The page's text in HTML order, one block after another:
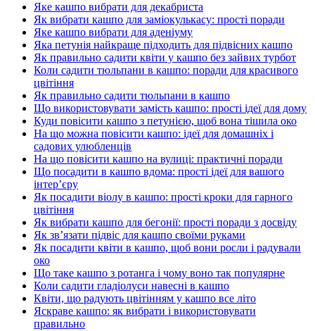
Яке кашпо вибрати для декабриста
Як вибрати кашпо для заміокулькасу: прості поради
Яке кашпо вибрати для аденіуму
Яка петунія найкраще підходить для підвісних кашпо
Як правильно садити квіти у кашпо без зайвих турбот
Коли садити тюльпани в кашпо: поради для красивого
цвітіння
Як правильно садити тюльпани в кашпо
Що використовувати замість кашпо: прості ідеї для дому
Куди повісити кашпо з петунією, щоб вона тішила око
На що можна повісити кашпо: ідеї для домашніх і
садових улюбленців
На що повісити кашпо на вулиці: практичні поради
Що посадити в кашпо вдома: прості ідеї для вашого
інтер’єру
Як посадити віолу в кашпо: прості кроки для гарного
цвітіння
Як вибрати кашпо для бегонії: прості поради з досвіду
Як зв’язати підвіс для кашпо своїми руками
Як посадити квіти в кашпо, щоб вони росли і радували
око
Що таке кашпо з ротанга і чому воно так популярне
Коли садити гладіолуси навесні в кашпо
Квіти, що радують цвітінням у кашпо все літо
Яскраве кашпо: як вибрати і використовувати
правильно